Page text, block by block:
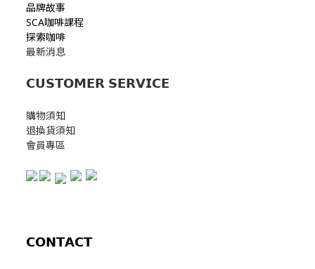
品牌故事
SCA咖啡課程
探索咖啡
最新消息
𝗖𝗨𝗦𝗧𝗢𝗠𝗘𝗥 𝗦𝗘𝗥𝗩𝗜𝗖𝗘
購物須知
退換貨須知
會員專區
𝗖𝗢𝗡𝗧𝗔𝗖𝗧